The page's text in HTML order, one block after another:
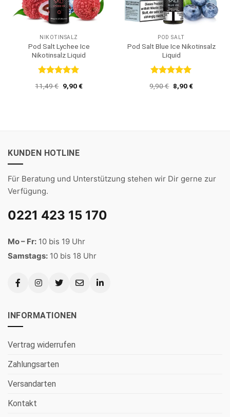
NIKOTINSALZ
Pod Salt Lychee Ice
Nikotinsalz Liquid
Bewertet
mit 5von
11,49€ Ursprünglicher
Preis
9,90€Aktueller
POD SALT
Pod Salt Blue Ice Nikotinsalz
Liquid
Bewertet
mit 5 von
9,90€ Ursprünglicher
Preis
8,90€Aktueller
KUNDEN HOTLINE
Für Beratung und Unterstützung stehen wir Dir gerne zur
Verfügung.
0221 423 15 170
Mo – Fr: 10 bis 19 Uhr
Samstags: 10 bis 18 Uhr
INFORMATIONEN
Vertrag widerrufen
Zahlungsarten
Versandarten
Kontakt